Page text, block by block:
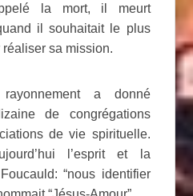
la mort, il meurt
il souhaitait le plus
sa mission.
a donné
de congrégations
de vie spirituelle.
l’esprit et la
“nous identifier